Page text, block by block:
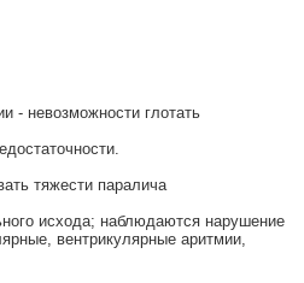
- невозможности глотать
тяжести паралича
исхода; наблюдаются нарушение
вентрикулярные аритмии,